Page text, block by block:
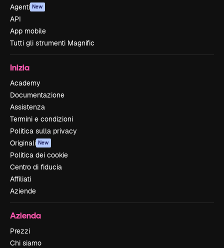
Agenti New
API
App mobile
Tutti gli strumenti Magnific
Inizia
Academy
Documentazione
Assistenza
Termini e condizioni
Politica sulla privacy
Originali New
Politica dei cookie
Centro di fiducia
Affiliati
Aziende
Azienda
Prezzi
Chi siamo